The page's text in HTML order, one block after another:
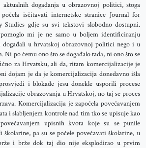
aktualnih događanja u obrazovnoj politici, stoga
isčitavati internetske stranice Journal for
Studies gdje su svi tekstovi slobodno dostupni.
mi je ne samo u boljem identificiranju
događali u hrvatskoj obrazovnoj politici nego i u
Ni po čemu ono što se događalo tada, ni ono što se
za Hrvatsku, ali da, ritam komercijalizacije je
dojam je da je komercijalizacija donedavno išla
i blokade jesu donekle usporili procese
obrazovanja u Hrvatskoj, no taj se proces
Komercijalizacija je započela povećavanjem
i slabljenjem kontrole nad tim tko se upisuje kao
upisnih kvota koje su se punile
pa su se počele povećavati školarine, u
i brže dok taj dio nije eksplodirao u prvim